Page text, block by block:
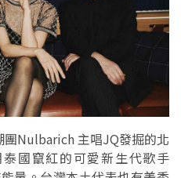
團Nulbarich 主唱JQ發掘的北
泰國竄紅的可愛新生代歌手